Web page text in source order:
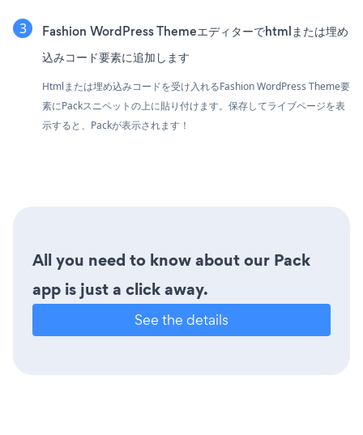
Fashion WordPress Themeエディターでhtmlまたは埋め
込みコード要素に追加します
Htmlまたは埋め込みコードを受け入れるFashion WordPress Theme要
素にPackスニペットの上に貼り付けます。保存してライブページを表
示すると、Packが表示されます！
All you need to know about our Pack
app is just a click away.
See the details